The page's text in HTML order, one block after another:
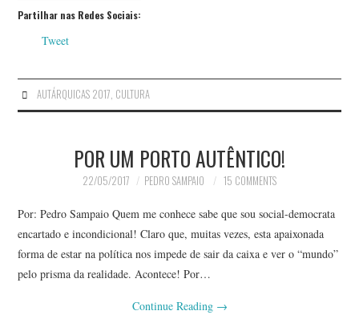
Partilhar nas Redes Sociais:
Tweet
AUTÁRQUICAS 2017, CULTURA
POR UM PORTO AUTÊNTICO!
22/05/2017 PEDRO SAMPAIO 15 COMMENTS
Por: Pedro Sampaio Quem me conhece sabe que sou social-democrata
encartado e incondicional! Claro que, muitas vezes, esta apaixonada
forma de estar na política nos impede de sair da caixa e ver o “mundo”
pelo prisma da realidade. Acontece! Por…
Continue Reading →